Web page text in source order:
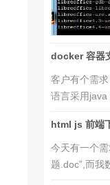
docker 容器
客户有个需
语言采用java
html js 前端
今天有一个
题.doc”,而我